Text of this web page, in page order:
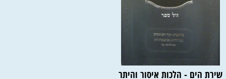
שירת הים - הלכות איסור והיתר